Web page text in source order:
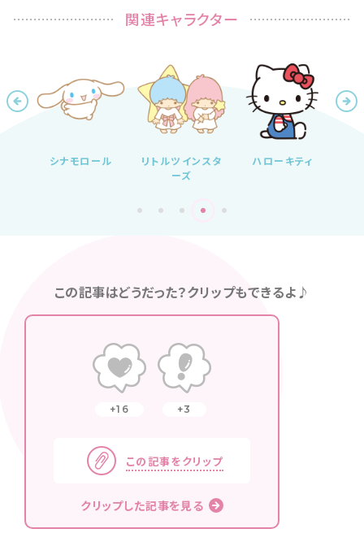
関連キャラクター
シナモロール
リトルツインスタ
ーズ
ハローキティ
この記事はどうだった？クリップもできるよ♪
16 3
この記事をクリップ
クリップした記事を見る